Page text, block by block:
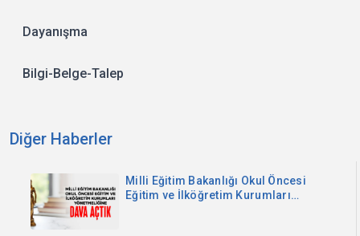
Dayanışma
Bilgi-Belge-Talep
Diğer Haberler
Milli Eğitim Bakanlığı Okul Öncesi
Eğitim ve İlköğretim Kurumları